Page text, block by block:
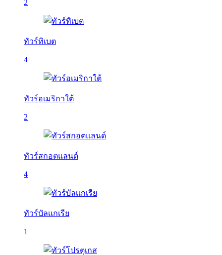
2
ทัวร์ทิเบต
4
ทัวร์อเมริกาใต้
2
ทัวร์สกอตแลนด์
4
ทัวร์บัลเเกเรีย
1